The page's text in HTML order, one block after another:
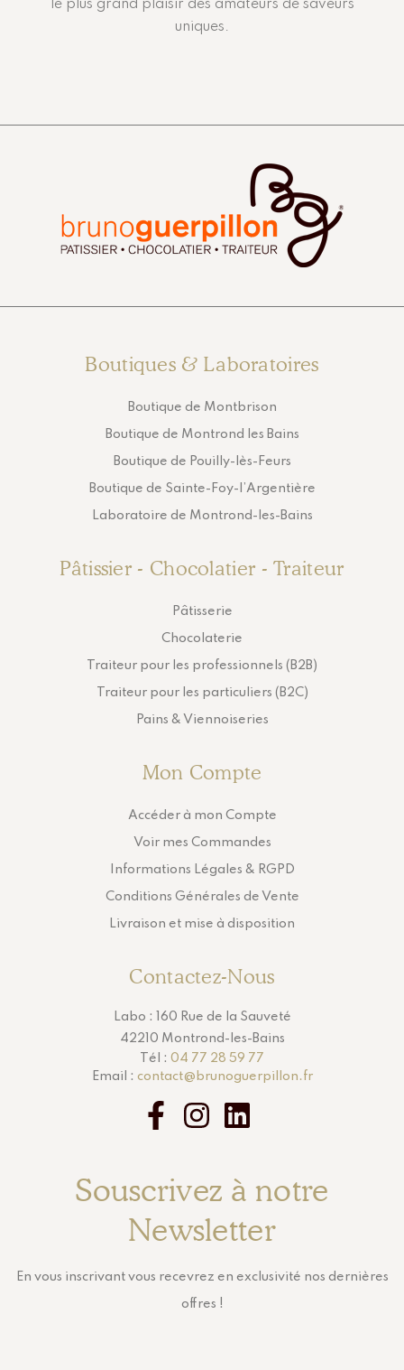
le plus grand plaisir des amateurs de saveurs
uniques.
Boutiques & Laboratoires
Boutique de Montbrison
Boutique de Montrond les Bains
Boutique de Pouilly-lès-Feurs
Boutique de Sainte-Foy-l’Argentière
Laboratoire de Montrond-les-Bains
Pâtissier - Chocolatier - Traiteur
Pâtisserie
Chocolaterie
Traiteur pour les professionnels (B2B)
Traiteur pour les particuliers (B2C)
Pains & Viennoiseries
Mon Compte
Accéder à mon Compte
Voir mes Commandes
Informations Légales & RGPD
Conditions Générales de Vente
Livraison et mise à disposition
Contactez-Nous
Labo : 160 Rue de la Sauveté
42210 Montrond-les-Bains
Tél : 04 77 28 59 77
Email : contact@brunoguerpillon.fr
Souscrivez à notre
Newsletter
En vous inscrivant vous recevrez en exclusivité nos dernières
offres !